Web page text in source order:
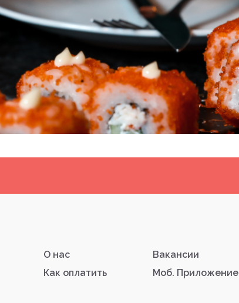
О нас Вакансии
Как оплатить Моб. Приложение